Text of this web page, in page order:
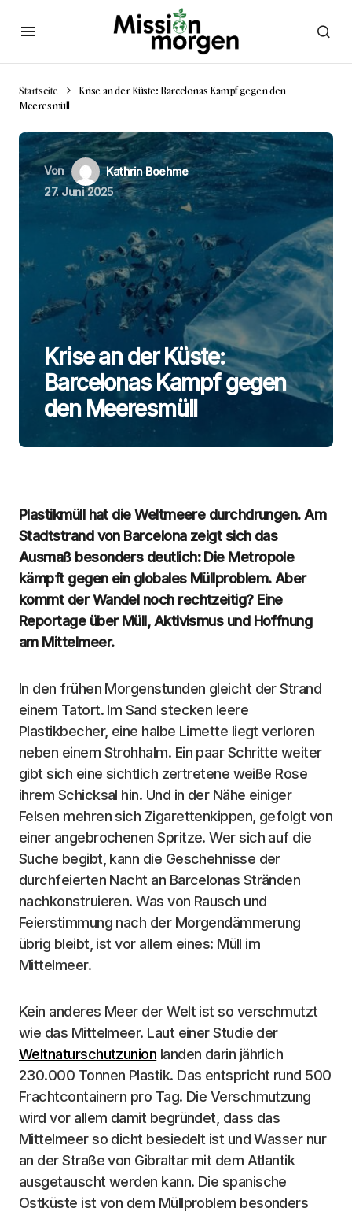
Startseite
Krise an der Küste: Barcelonas Kampf gegen den
Meeresmüll
Von
Kathrin Boehme
27. Juni 2025
Krise an der Küste:
Barcelonas Kampf gegen
den Meeresmüll
Plastikmüll hat die Weltmeere durchdrungen. Am
Stadtstrand von Barcelona zeigt sich das
Ausmaß besonders deutlich: Die Metropole
kämpft gegen ein globales Müllproblem. Aber
kommt der Wandel noch rechtzeitig? Eine
Reportage über Müll, Aktivismus und Hoffnung
am Mittelmeer.
In den frühen Morgenstunden gleicht der Strand
einem Tatort. Im Sand stecken leere
Plastikbecher, eine halbe Limette liegt verloren
neben einem Strohhalm. Ein paar Schritte weiter
gibt sich eine sichtlich zertretene weiße Rose
ihrem Schicksal hin. Und in der Nähe einiger
Felsen mehren sich Zigarettenkippen, gefolgt von
einer angebrochenen Spritze. Wer sich auf die
Suche begibt, kann die Geschehnisse der
durchfeierten Nacht an Barcelonas Stränden
nachkonstruieren. Was von Rausch und
Feierstimmung nach der Morgendämmerung
übrig bleibt, ist vor allem eines: Müll im
Mittelmeer.
Kein anderes Meer der Welt ist so verschmutzt
wie das Mittelmeer. Laut einer Studie der
Weltnaturschutzunion landen darin jährlich
230.000 Tonnen Plastik. Das entspricht rund 500
Frachtcontainern pro Tag. Die Verschmutzung
wird vor allem damit begründet, dass das
Mittelmeer so dicht besiedelt ist und Wasser nur
an der Straße von Gibraltar mit dem Atlantik
ausgetauscht werden kann. Die spanische
Ostküste ist von dem Müllproblem besonders